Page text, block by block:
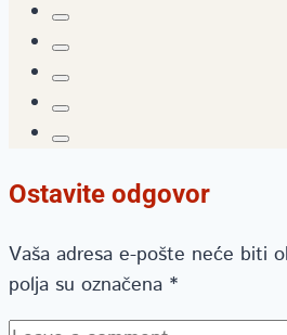
Ostavite odgovor
Vaša adresa e-pošte neće biti
polja su označena *